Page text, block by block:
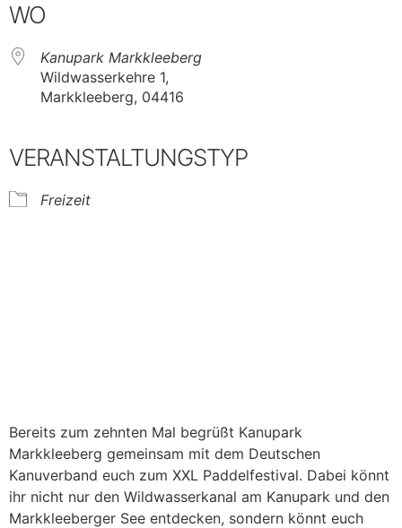
WO
Kanupark Markkleeberg
Wildwasserkehre 1,
Markkleeberg, 04416
VERANSTALTUNGSTYP
Freizeit
Bereits zum zehnten Mal begrüßt Kanupark
Markkleeberg gemeinsam mit dem Deutschen
Kanuverband euch zum XXL Paddelfestival. Dabei könnt
ihr nicht nur den Wildwasserkanal am Kanupark und den
Markkleeberger See entdecken, sondern könnt euch